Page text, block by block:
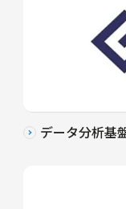
データ分析基